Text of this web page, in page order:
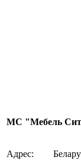
МС "Мебель
Адрес: